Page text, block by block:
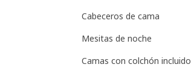
Cabeceros de cama
Mesitas de noche
Camas con colchón incluido